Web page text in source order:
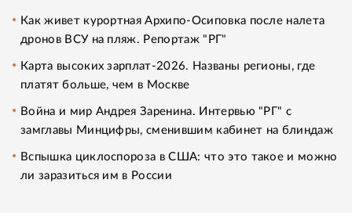
Как живет курортная Архипо-Осиповка после налета
дронов ВСУ на пляж. Репортаж "РГ"
Карта высоких зарплат-2026. Названы регионы, где
платят больше, чем в Москве
Война и мир Андрея Заренина. Интервью "РГ" с
замглавы Минцифры, сменившим кабинет на блиндаж
Вспышка циклоспороза в США: что это такое и можно
ли заразиться им в России